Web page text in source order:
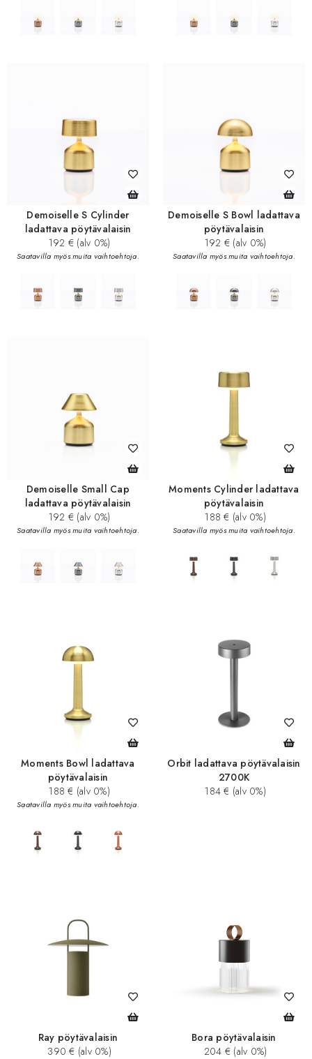
Demoiselle S Cylinder
ladattava pöytävalaisin
192 € (alv 0%)
Saatavilla myös muita vaihtoehtoja.
Demoiselle S Bowl ladattava
pöytävalaisin
192 € (alv 0%)
Saatavilla myös muita vaihtoehtoja.
Demoiselle Small Cap
ladattava pöytävalaisin
192 € (alv 0%)
Saatavilla myös muita vaihtoehtoja.
Moments Cylinder ladattava
pöytävalaisin
188 € (alv 0%)
Saatavilla myös muita vaihtoehtoja.
Moments Bowl ladattava
pöytävalaisin
188 € (alv 0%)
Saatavilla myös muita vaihtoehtoja.
Orbit ladattava pöytävalaisin
2700K
184 € (alv 0%)
Ray pöytävalaisin
390 € (alv 0%)
Bora pöytävalaisin
204 € (alv 0%)